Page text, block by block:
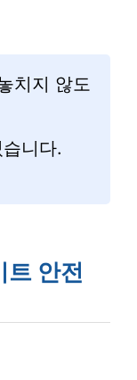
치지 않도
니다.
트 안전